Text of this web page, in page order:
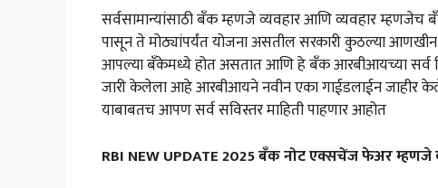
सर्वसामान्यांसाठी बँक म्हणजे व्यवहार आणि व्यवहार
पासून ते मोठ्यांपर्यंत योजना असतील सरकारी कुठल्या
आपल्या बँकेमध्ये होत असतात आणि हे बँक आरबीआयच्या
जारी केलेला आहे आरबीआयने नवीन एका गाईडलाईन जाहीर
याबाबतच आपण सर्व सविस्तर माहिती पाहणार आहोत
RBI NEW UPDATE 2025 बँक नोट एक्सचेंज फेअर म्हणजे